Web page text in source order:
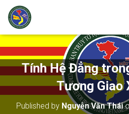
Tính Hệ Đẳng
Tương Giao
Published by Nguyễn Văn Thái